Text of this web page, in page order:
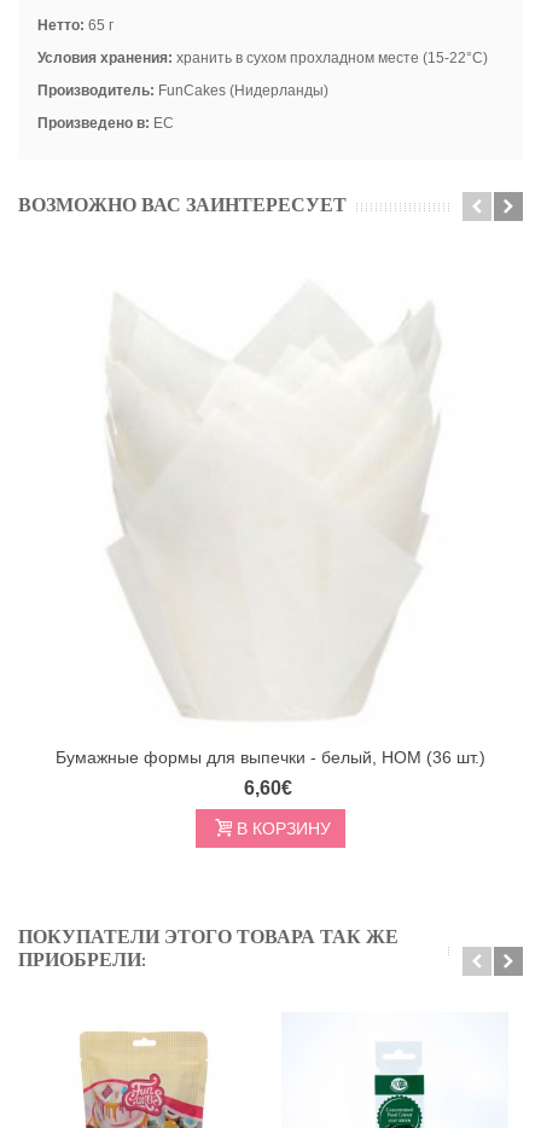
Нетто: 65 г
Условия хранения: хранить в сухом прохладном месте (15-22°C)
Производитель: FunCakes (Нидерланды)
Произведено в: ЕС
ВОЗМОЖНО ВАС ЗАИНТЕРЕСУЕТ
Бумажные формы для выпечки - белый, HOM (36 шт.)
6,60€
В КОРЗИНУ
ПОКУПАТЕЛИ ЭТОГО ТОВАРА ТАК ЖЕ
ПРИОБРЕЛИ: